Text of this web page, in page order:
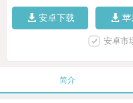
安卓下载 苹
安卓市
简介